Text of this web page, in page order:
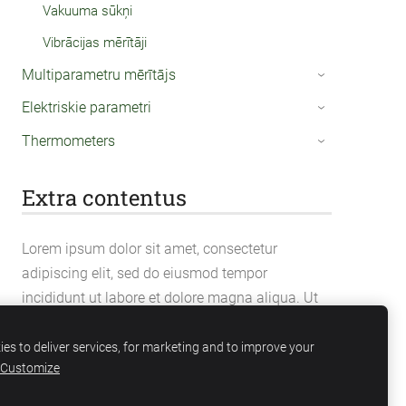
Vakuuma sūkņi
Vibrācijas mērītāji
Multiparametru mērītājs ›
Elektriskie parametri ›
Thermometers ›
Extra contentus
Lorem ipsum dolor sit amet, consectetur
adipiscing elit, sed do eiusmod tempor
incididunt ut labore et dolore magna aliqua. Ut
exercitation ullamco laboris nisi ut aliquip ex ea
commodo consequat.
to deliver services, for marketing and to improve your
Customize